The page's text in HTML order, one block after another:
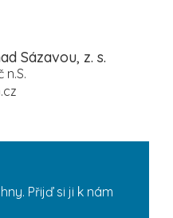
Sázavou, z. s.
n.S.
Přijď si ji k nám